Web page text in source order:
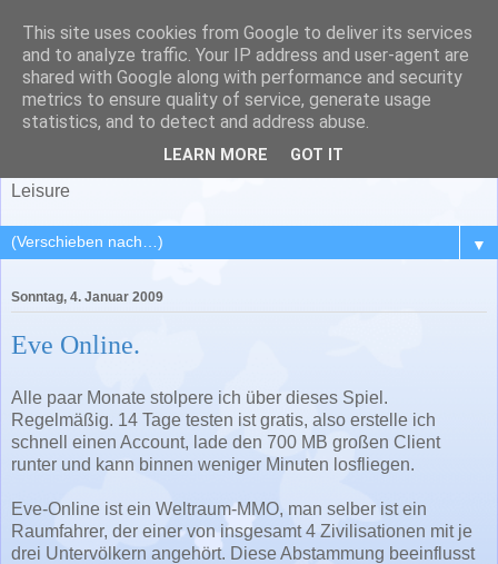
Serahl
Special Estate for Reasonable, Alternative and Humorous
Leisure
▼
Sonntag, 4. Januar 2009
Eve Online.
Alle paar Monate stolpere ich über dieses Spiel.
Regelmäßig. 14 Tage testen ist gratis, also erstelle ich
schnell einen Account, lade den 700 MB großen Client
runter und kann binnen weniger Minuten losfliegen.
Eve-Online ist ein Weltraum-MMO, man selber ist ein
Raumfahrer, der einer von insgesamt 4 Zivilisationen mit je
drei Untervölkern angehört. Diese Abstammung beeinflusst
This site uses cookies from Google to deliver its services
and to analyze traffic. Your IP address and user-agent are
shared with Google along with performance and security
metrics to ensure quality of service, generate usage
statistics, and to detect and address abuse.
LEARN MORE GOT IT